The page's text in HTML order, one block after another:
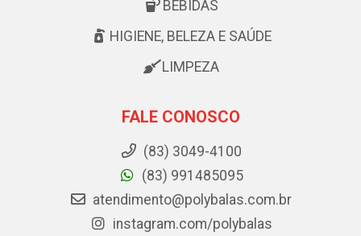
BEBIDAS
HIGIENE, BELEZA E SAÚDE
LIMPEZA
FALE CONOSCO
(83) 3049-4100
(83) 991485095
atendimento@polybalas.com.br
instagram.com/polybalas